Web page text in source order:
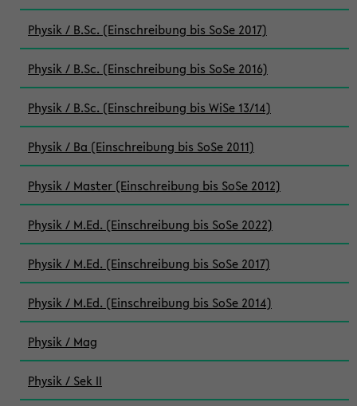
Physik / B.Sc. (Einschreibung bis SoSe 2017)
Physik / B.Sc. (Einschreibung bis SoSe 2016)
Physik / B.Sc. (Einschreibung bis WiSe 13/14)
Physik / Ba (Einschreibung bis SoSe 2011)
Physik / Master (Einschreibung bis SoSe 2012)
Physik / M.Ed. (Einschreibung bis SoSe 2022)
Physik / M.Ed. (Einschreibung bis SoSe 2017)
Physik / M.Ed. (Einschreibung bis SoSe 2014)
Physik / Mag
Physik / Sek II